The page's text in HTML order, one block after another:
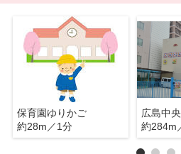
保育園ゆりかご
約28m／1分
広島中
約284m